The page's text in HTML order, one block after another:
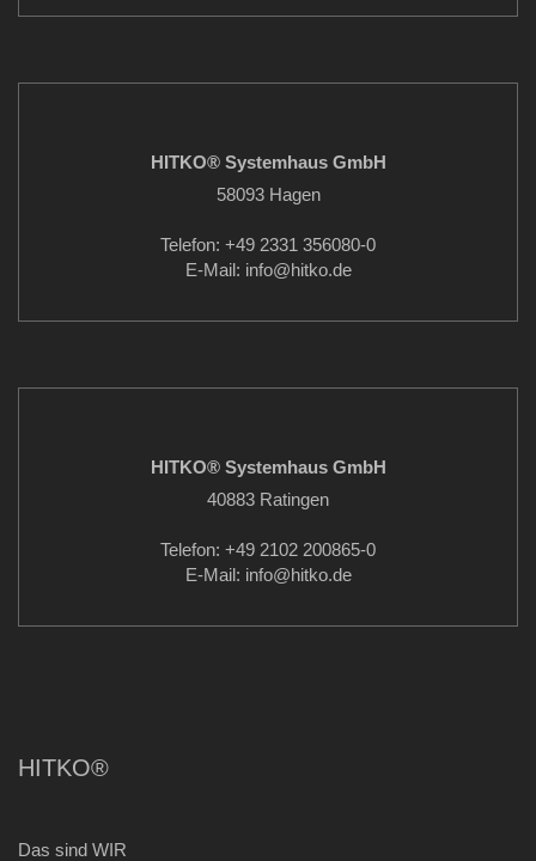
HITKO® Systemhaus GmbH
58093 Hagen
Telefon: +49 2331 356080-0
E-Mail: info@hitko.de
HITKO® Systemhaus GmbH
40883 Ratingen
Telefon: +49 2102 200865-0
E-Mail: info@hitko.de
HITKO®
Das sind WIR